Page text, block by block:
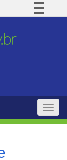
BR
Toggle